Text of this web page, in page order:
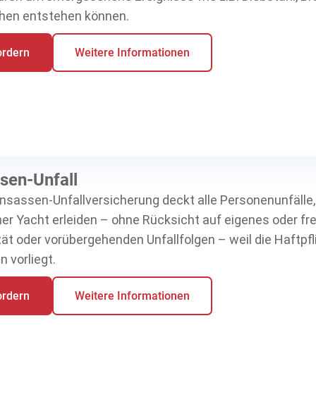
entstehen können.
Weitere Informationen
Unfall
Unfallversicherung deckt alle
Yacht erleiden – ohne Rücksicht auf eigenes oder
oder vorübergehenden Unfallfolgen – weil die
vorliegt.
Weitere Informationen